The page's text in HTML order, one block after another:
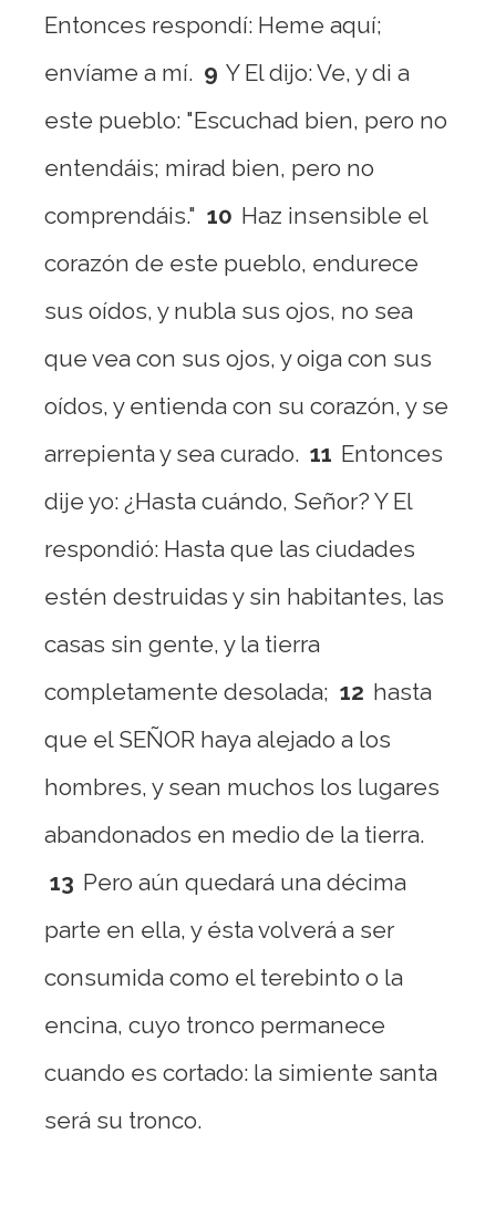
Entonces respondí: Heme aquí;
envíame a mí. 9 Y El dijo: Ve, y di a
este pueblo: "Escuchad bien, pero no
entendáis; mirad bien, pero no
comprendáis." 10 Haz insensible el
corazón de este pueblo, endurece
sus oídos, y nubla sus ojos, no sea
que vea con sus ojos, y oiga con sus
oídos, y entienda con su corazón, y se
arrepienta y sea curado. 11 Entonces
dije yo: ¿Hasta cuándo, Señor? Y El
respondió: Hasta que las ciudades
estén destruidas y sin habitantes, las
casas sin gente, y la tierra
completamente desolada; 12 hasta
que el SEÑOR haya alejado a los
hombres, y sean muchos los lugares
abandonados en medio de la tierra.
13 Pero aún quedará una décima
parte en ella, y ésta volverá a ser
consumida como el terebinto o la
encina, cuyo tronco permanece
cuando es cortado: la simiente santa
será su tronco.